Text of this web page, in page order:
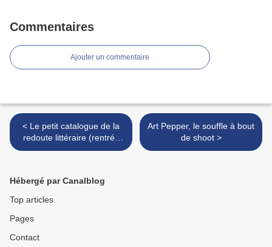
Commentaires
Ajouter un commentaire
< Le petit catalogue de la
redoute littéraire (rentrée
2004)
Art Pepper, le souffle à bout
de shoot >
Hébergé par Canalblog
Top articles
Pages
Contact